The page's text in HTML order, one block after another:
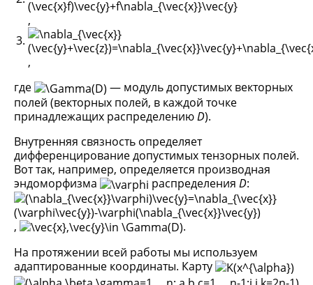
,
,
где
— модуль допустимых векторных
полей (векторных полей, в каждой точке
принадлежащих распределениюD).
Внутренняя связность определяет
дифференцирование допустимых тензорных полей.
Вот так, например, определяется производная
эндоморфизма
распределения D:
,
.
На протяжении всей работы мы используем
адаптированные координаты. Карту